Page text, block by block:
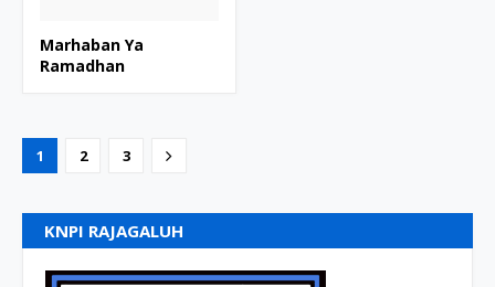
Marhaban Ya
Ramadhan
1 2 3
KNPI RAJAGALUH